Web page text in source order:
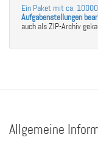
Ein Paket mit ca.
Aufgabenstellungen
auch als ZIP-Archiv
Allgemeine